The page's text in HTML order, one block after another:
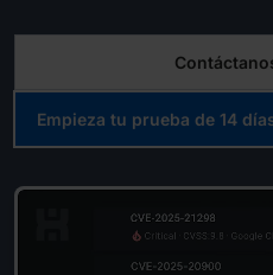
Empieza tu prueba de 14